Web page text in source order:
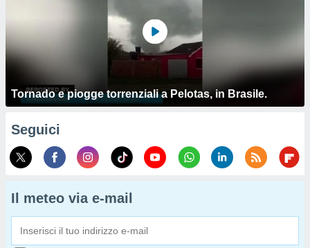
Tornado e piogge torrenziali a Pelotas, in Brasile.
Seguici
Il meteo via e-mail